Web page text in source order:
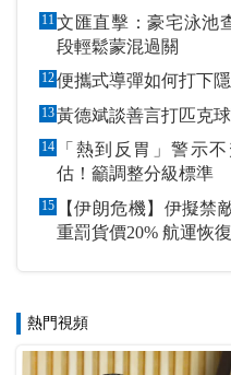
11文匯直擊：豪宅泳
段輕鬆蒙混過關
12便攜式導彈如何打下
13黃德斌談善言打匹克
14
「熱到反胃」警示
估！籲調整分級標準
15
【伊朗危機】伊擬禁敵對
重罰貨價20%
熱門視頻